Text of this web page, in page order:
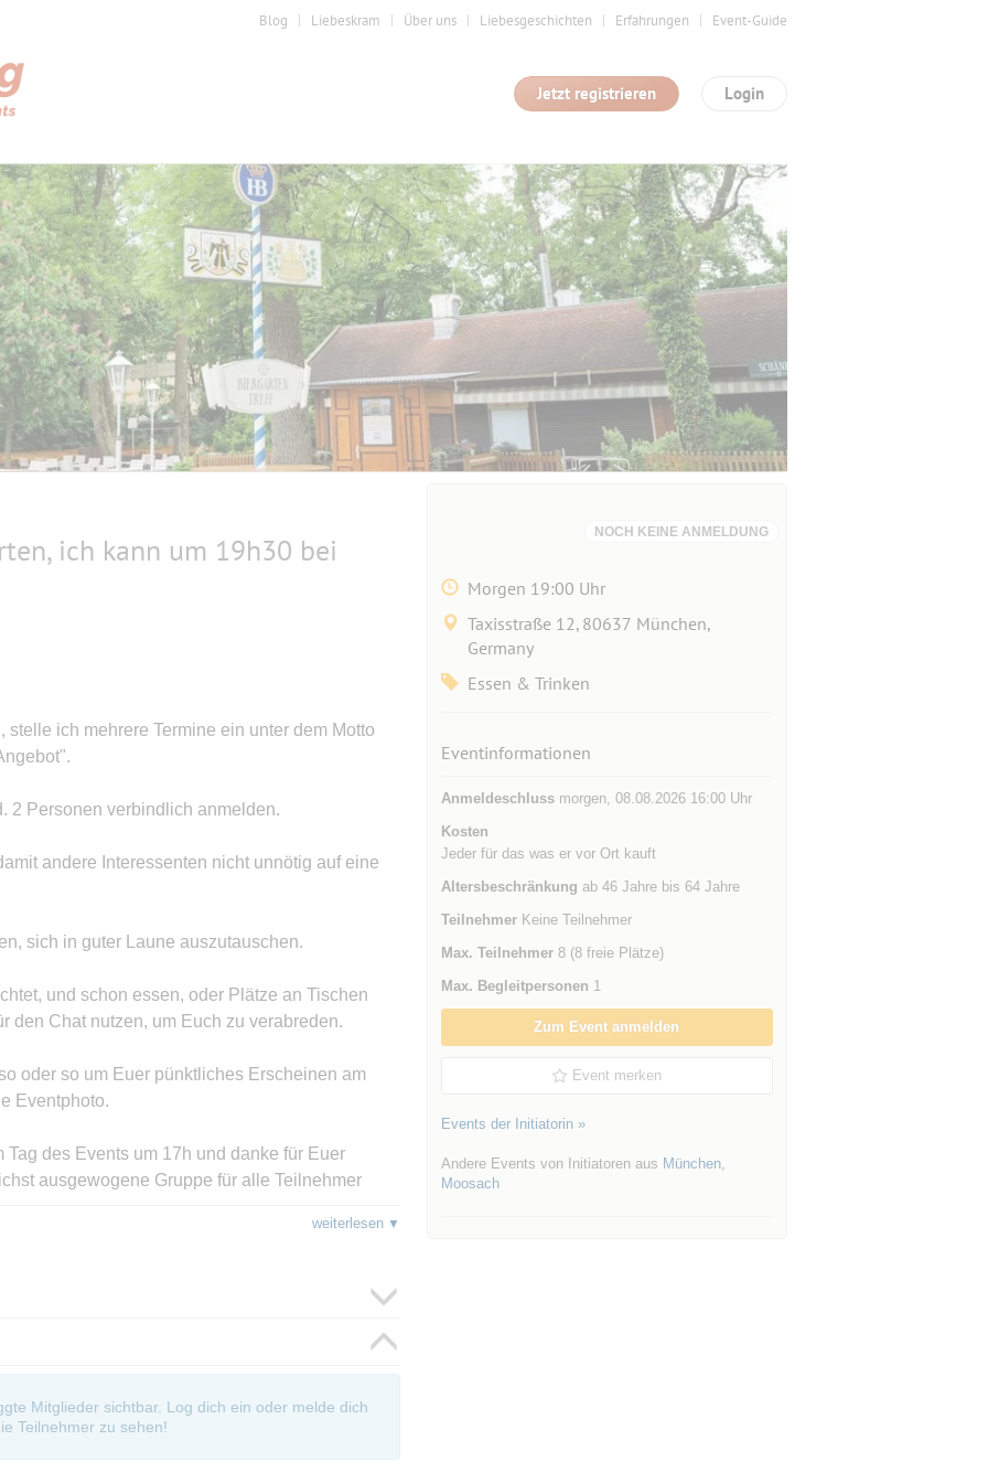
Blog Liebeskram Über uns Liebesgeschichten Erfahrungen Event-Guide
Login
Jetzt registrieren
ich kann um 19h30 bei
ich mehrere Termine ein unter dem Motto
2 Personen verbindlich anmelden.
andere Interessenten nicht unnötig auf eine
sich in guter Laune auszutauschen.
und schon essen, oder Plätze an Tischen
den Chat nutzen, um Euch zu verabreden.
oder so um Euer pünktliches Erscheinen am
Eventphoto.
des Events um 17h und danke für Euer
ausgewogene Gruppe für alle Teilnehmer
weiterlesen
Mitglieder sichtbar. Log dich ein oder melde dich
Teilnehmer zu sehen!
NOCH KEINE ANMELDUNG
Morgen 19:00 Uhr
Taxisstraße 12, 80637 München,
Germany
Essen & Trinken
Eventinformationen
Anmeldeschlussmorgen, 08.08.2026 16:00 Uhr
Kosten
Jeder für das was er vor Ort kauft
Altersbeschränkung ab 46 Jahre bis 64 Jahre
TeilnehmerKeine Teilnehmer
Max. Teilnehmer8 (8 freie Plätze)
Max. Begleitpersonen 1
Zum Event anmelden
Event merken
Events der Initiatorin »
Andere Events von Initiatoren aus München,
Moosach